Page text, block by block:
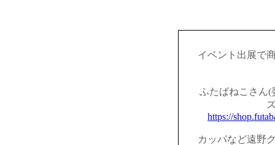
イベント出展で
ふたばねこさん(
https://
カッパなど遠野